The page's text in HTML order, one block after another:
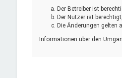
Der Betreiber ist
Der Nutzer ist
Die Änderungen gelten
Informationen über den